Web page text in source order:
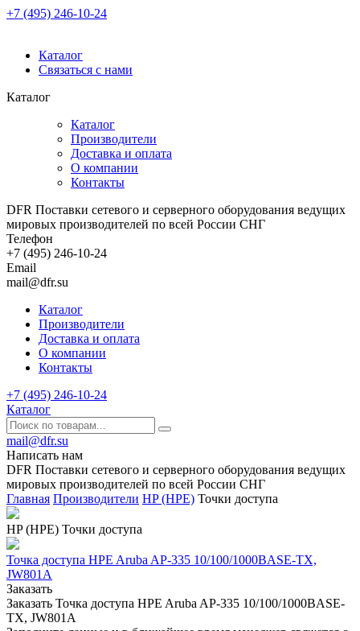
+7 (495) 246-10-24
Каталог
Связаться с нами
Каталог
Каталог
Производители
Доставка и оплата
О компании
Контакты
DFR Поставки сетевого и серверного оборудования ведущих
мировых производителей по всей России СНГ
Телефон
+7 (495) 246-10-24
Email
mail@dfr.su
Каталог
Производители
Доставка и оплата
О компании
Контакты
+7 (495) 246-10-24
Каталог
mail@dfr.su
Написать нам
DFR Поставки сетевого и серверного оборудования ведущих
мировых производителей по всей России СНГ
Главная Производители HP (HPE) Точки доступа
HP (HPE) Точки доступа
Точка доступа HPE Aruba AP-335 10/100/1000BASE-TX,
JW801A
Заказать
Заказать Точка доступа HPE Aruba AP-335 10/100/1000BASE-
TX, JW801A